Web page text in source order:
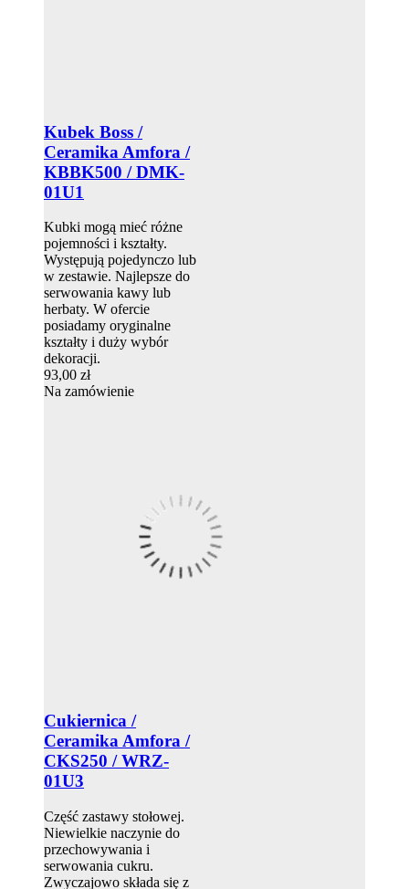
Kubek Boss /
Ceramika Amfora /
KBBK500 / DMK-
01U1
Kubki mogą mieć różne
pojemności i kształty.
Występują pojedynczo lub
w zestawie. Najlepsze do
serwowania kawy lub
herbaty. W ofercie
posiadamy oryginalne
kształty i duży wybór
dekoracji.
93,00 zł
Na zamówienie
Cukiernica /
Ceramika Amfora /
CKS250 / WRZ-
01U3
Część zastawy stołowej.
Niewielkie naczynie do
przechowywania i
serwowania cukru.
Zwyczajowo składa się z